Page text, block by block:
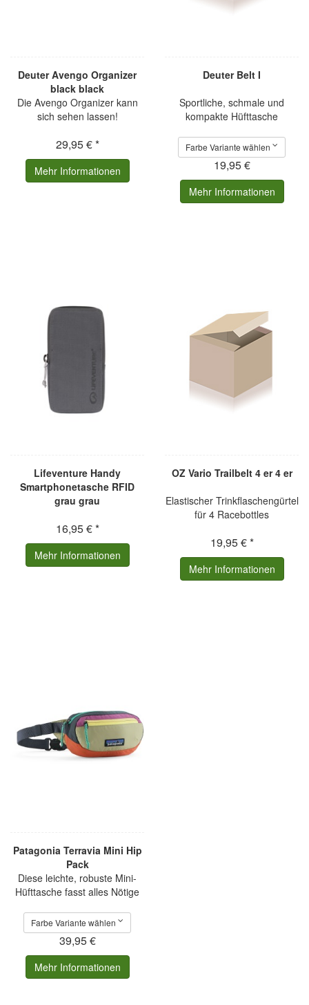
Deuter Avengo Organizer
black black
Die Avengo Organizer kann
sich sehen lassen!
29,95 € *
Mehr Informationen
Deuter Belt I
Sportliche, schmale und
kompakte Hüfttasche
Farbe Variante wählen
19,95 €
Mehr Informationen
Lifeventure Handy
Smartphonetasche RFID
grau grau
16,95 € *
Mehr Informationen
OZ Vario Trailbelt 4 er 4 er
Elastischer Trinkflaschengürtel
für 4 Racebottles
19,95 € *
Mehr Informationen
Patagonia Terravia Mini Hip
Pack
Diese leichte, robuste Mini-
Hüfttasche fasst alles Nötige
Farbe Variante wählen
39,95 €
Mehr Informationen